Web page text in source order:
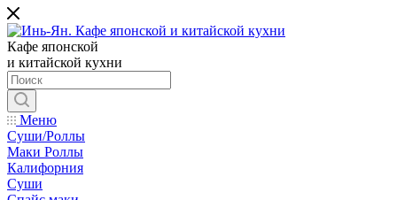
Кафе японской
и китайской кухни
Меню
Суши/Роллы
Маки Роллы
Калифорния
Суши